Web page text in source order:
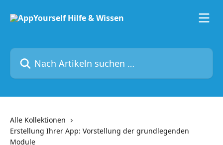
Nach Artikeln suchen …
Alle Kollektionen
Erstellung Ihrer App: Vorstellung der grundlegenden
Module